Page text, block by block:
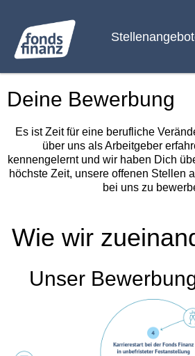
Deine Bewerbung
Es ist Zeit für eine berufliche
über uns als Arbeitgeber
kennengelernt und wir haben Dich
höchste Zeit, unsere offenen Stellen
bei uns zu
Wie wir
Unser